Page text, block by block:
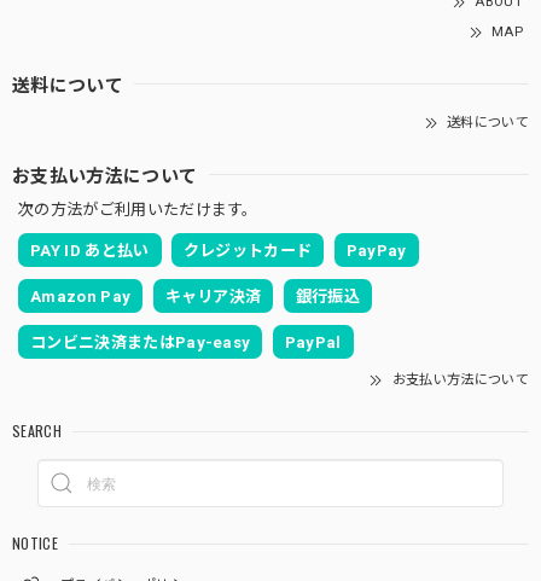
MAP
送料について
送料について
お支払い方法について
次の方法がご利用いただけます。
PAY ID あと払い クレジットカード PayPay
Amazon Pay キャリア決済 銀行振込
コンビニ決済またはPay-easy PayPal
お支払い方法について
SEARCH
NOTICE